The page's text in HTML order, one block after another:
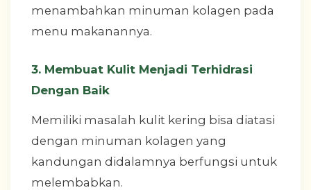
menambahkan minuman kolagen pada
menu makanannya.
3. Membuat Kulit Menjadi Terhidrasi
Dengan Baik
Memiliki masalah kulit kering bisa diatasi
dengan minuman kolagen yang
kandungan didalamnya berfungsi untuk
melembabkan.